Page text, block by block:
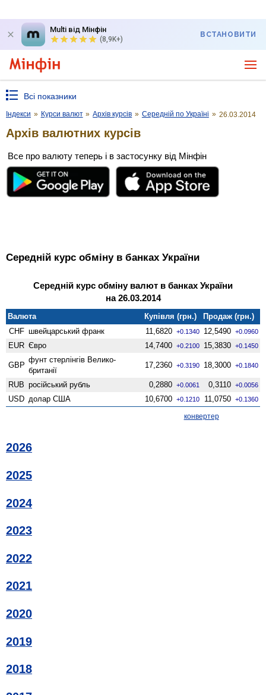
Multi від Мінфін
(8,9K+)
ВСТАНОВИТИ
Всі показники
Індекси » Курси валют » Архів курсів » Середній по Україні » 26.03.2014
Архів валютних курсів
Все про валюту теперь і в застосунку від Мінфін
Середній курс обміну в банках України
Середній курс обміну валют в банках України
на 26.03.2014
Валюта Купівля (грн.)
Продаж (грн.)
CHF швейцарський франк 11,6820 +0.1340 12,5490 +0.0960
EUR Євро 14,7400 +0.2100 15,3830 +0.1450
GBP
фунт стерлінгів Велико­
британії
17,2360 +0.3190 18,3000 +0.1840
RUB російський рубль 0,2880 +0.0061 0,3110 +0.0056
USD долар США 10,6700 +0.1210 11,0750 +0.1360
конвертер
2026
2025
2024
2023
2022
2021
2020
2019
2018